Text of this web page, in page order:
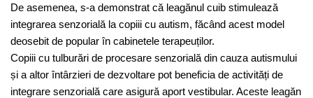
De asemenea, s-a demonstrat că leagănul cuib stimulează
integrarea senzorială la copiii cu autism, făcând acest model
deosebit de popular în cabinetele terapeuților.
Copiii cu tulburări de procesare senzorială din cauza autismului
și a altor întârzieri de dezvoltare pot beneficia de activități de
integrare senzorială care asigură aport vestibular. Aceste leagăn